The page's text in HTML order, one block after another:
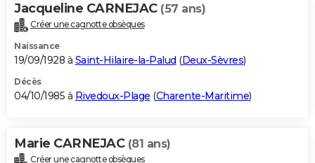
Jacqueline CARNEJAC (57 ans)
Créer une cagnotte obsèques
Naissance
19/09/1928 à Saint-Hilaire-la-Palud (Deux-Sèvres)
Décès
04/10/1985 à Rivedoux-Plage (Charente-Maritime)
Marie CARNEJAC (81 ans)
Créer une cagnotte obsèques